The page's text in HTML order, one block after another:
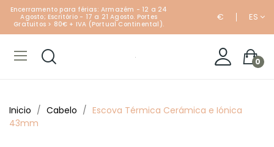
Encerramento para férias: Armazém - 12 a 24
Agosto; Escritório - 17 a 21 Agosto. Portes
Gratuitos > 80€ + IVA (Portual Continental).
€ ES
0
Inicio Cabelo
Escova Térmica Cerámica e Iónica
43mm